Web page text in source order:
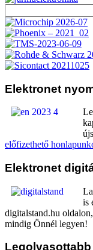
Elektronet
előfizethető
Elektronet
is
digitalstand.hu
mindig Önnél legyen!
Legolvasottabb